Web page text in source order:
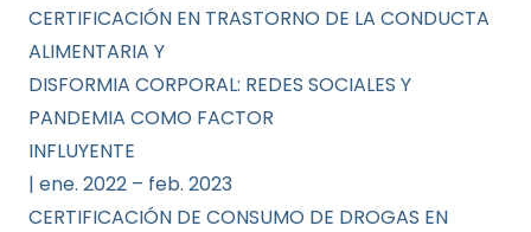
CERTIFICACIÓN EN TRASTORNO DE LA CONDUCTA
ALIMENTARIA Y
DISFORMIA CORPORAL: REDES SOCIALES Y
PANDEMIA COMO FACTOR
INFLUYENTE
| ene. 2022 – feb. 2023
CERTIFICACIÓN DE CONSUMO DE DROGAS EN